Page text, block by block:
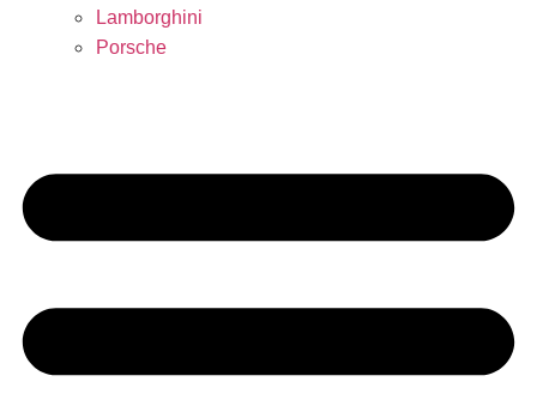
Lamborghini
Porsche